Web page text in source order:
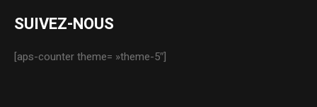
SUIVEZ-NOUS
[aps-counter theme= »theme-5″]